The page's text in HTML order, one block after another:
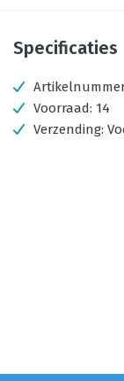
Specificaties
Voorraad: 14
Verzending: